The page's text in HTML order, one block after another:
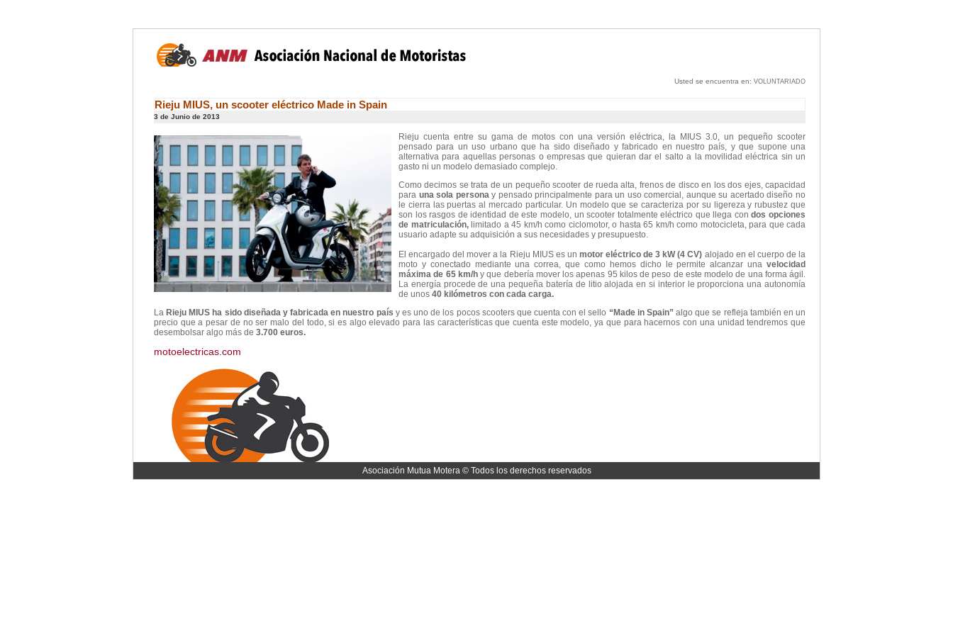
Usted se encuentra en: VOLUNTARIADO
Rieju MIUS, un scooter eléctrico Made in Spain
3 de Junio de 2013
Rieju cuenta entre su gama de motos con una versión eléctrica, la MIUS 3.0, un pequeño scooter
pensado para un uso urbano que ha sido diseñado y fabricado en nuestro país, y que supone una
alternativa para aquellas personas o empresas que quieran dar el salto a la movilidad eléctrica sin un
gasto ni un modelo demasiado complejo.
Como decimos se trata de un pequeño scooter de rueda alta, frenos de disco en los dos ejes, capacidad
para una sola personay pensado principalmente para un uso comercial, aunque su acertado diseño no
le cierra las puertas al mercado particular. Un modelo que se caracteriza por su ligereza y rubustez que
son los rasgos de identidad de este modelo, un scooter totalmente eléctrico que llega condos opciones
de matriculación,limitado a 45 km/h como ciclomotor, o hasta 65 km/h como motocicleta, para que cada
usuario adapte su adquisición a sus necesidades y presupuesto.
El encargado del mover a la Rieju MIUS es un motor eléctrico de 3 kW (4 CV) alojado en el cuerpo de la
moto y conectado mediante una correa, que como hemos dicho le permite alcanzar una velocidad
máxima de 65 km/hy que debería mover los apenas 95 kilos de peso de este modelo de una forma ágil.
La energía procede de una pequeña batería de litio alojada en si interior le proporciona una autonomía
de unos 40 kilómetros con cada carga.
La Rieju MIUS ha sido diseñada y fabricada en nuestro país y es uno de los pocos scooters que cuenta con el sello “Made in Spain” algo que se refleja también en un
precio que a pesar de no ser malo del todo, si es algo elevado para las características que cuenta este modelo, ya que para hacernos con una unidad tendremos que
desembolsar algo más de 3.700 euros.
motoelectricas.com
Asociación Mutua Motera © Todos los derechos reservados